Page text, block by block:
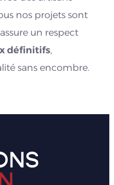
nos projets sont
un respect
définitifs,
sans encombre.